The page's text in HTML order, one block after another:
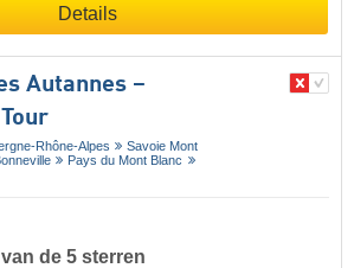
Details
Autannes –
Rhône-Alpes
Savoie Mont
Pays du Mont Blanc
de 5 sterren